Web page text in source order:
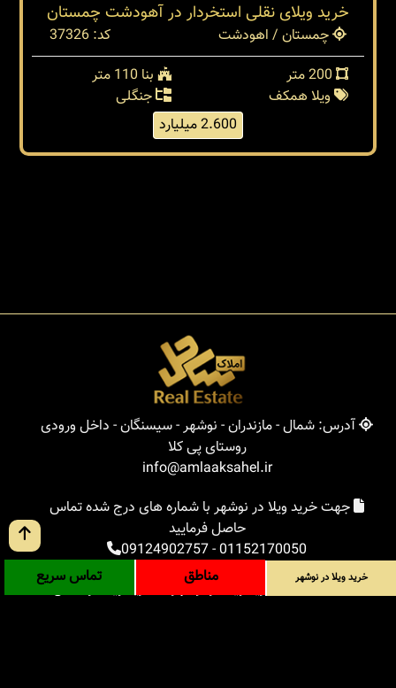
خرید ویلای نقلی استخردار در آهودشت چمستان
چمستان / اهودشت
کد: 37326
بنا 110 متر
ویلا همکف
جنگلی
2.600 میلیارد
آدرس: شمال - مازندران - نوشهر - سیسنگان - داخل ورودی
روستای پی کلا
info@amlaaksahel.ir
جهت خرید ویلا در نوشهر با شماره های درج شده تماس
حاصل فرمایید
01152170050
-
09124902757
املاک ساحل
خرید ویلا در نوشهر
خرید ویلا در شمال
خرید ویلا در نوشهر مناطق تماس سریع